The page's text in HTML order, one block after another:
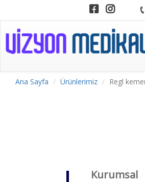
Ana Sayfa Ürünlerimiz Regl
Kurumsal